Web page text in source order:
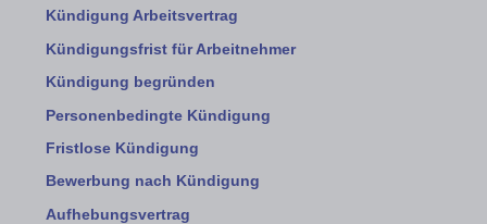
Kündigung Arbeitsvertrag
Kündigungsfrist für Arbeitnehmer
Kündigung begründen
Personenbedingte Kündigung
Fristlose Kündigung
Bewerbung nach Kündigung
Aufhebungsvertrag